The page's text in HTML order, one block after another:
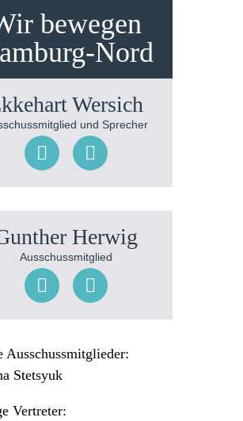
bewegen
Nord
Wersich
und Sprecher
Herwig
Ausschussmitglied
Ausschussmitglieder:
Stetsyuk
Vertreter: